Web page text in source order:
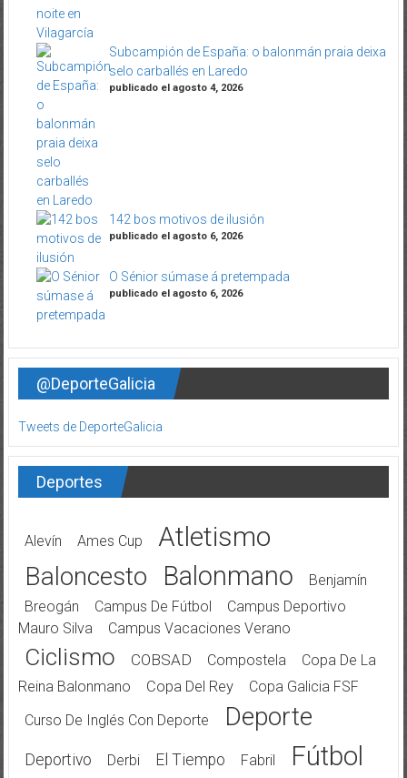
Subcampión de España: o balonmán praia deixa
selo carballés en Laredo
publicado el agosto 4, 2026
142 bos motivos de ilusión
publicado el agosto 6, 2026
O Sénior súmase á pretempada
publicado el agosto 6, 2026
@DeporteGalicia
Tweets de DeporteGalicia
Deportes
Alevín Ames Cup Atletismo
Baloncesto Balonmano
Benjamín
Breogán
Campus De Fútbol
Campus Deportivo
Mauro Silva
Campus Vacaciones Verano
Ciclismo COBSAD Compostela
Copa De La
Reina Balonmano
Copa Del Rey
Copa Galicia FSF
Curso De Inglés Con Deporte
Deporte
Deportivo Derbi El Tiempo Fabril Fútbol